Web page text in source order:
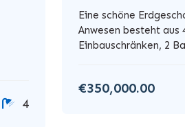
4
Eine schöne
Anwesen besteht aus
Einbauschränken, 2
€350,000.00